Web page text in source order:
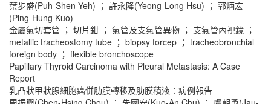
葉步盛(Puh-Shen Yeh) ； 許永隆(Yeong-Long Hsu) ； 郭炳宏
(Ping-Hung Kuo)
金屬氣切套管 ； 切片鉗 ； 氣管及支氣管異物 ； 支氣管內視鏡 ；
metallic tracheostomy tube ； biopsy forcep ； tracheobronchial
foreign body ； flexible bronchoscope
Papillary Thyroid Carcinoma with Pleural Metastasis: A Case
Report
乳凸狀甲狀腺細胞癌併肋膜轉移及肋膜積液：病例報告